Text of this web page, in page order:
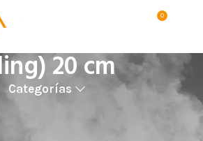
0
20 cm
Categorías